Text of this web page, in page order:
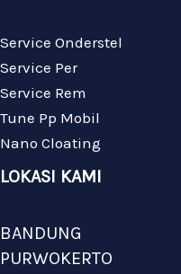
Service Onderstel
Service Per
Service Rem
Tune Pp Mobil
Nano Cloating
LOKASI KAMI
BANDUNG
PURWOKERTO